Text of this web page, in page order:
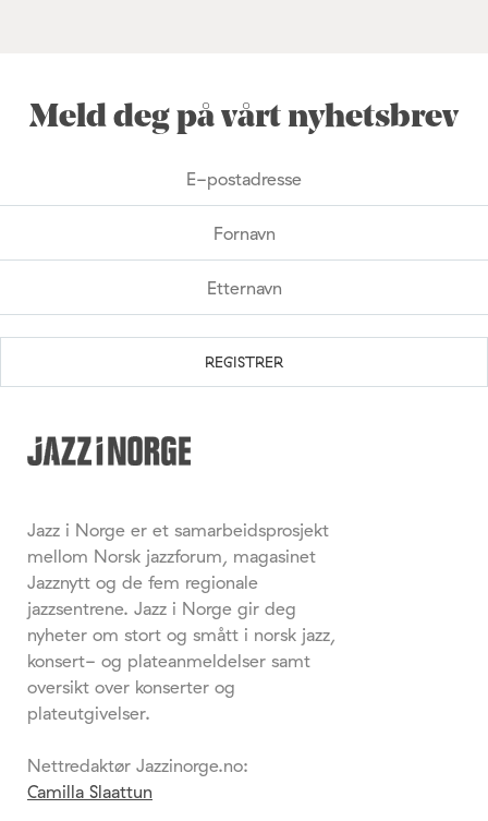
Meld deg på vårt nyhetsbrev
Jazz i Norge er et samarbeidsprosjekt
mellom Norsk jazzforum, magasinet
Jazznytt og de fem regionale
jazzsentrene. Jazz i Norge gir deg
nyheter om stort og smått i norsk jazz,
konsert- og plateanmeldelser samt
oversikt over konserter og
plateutgivelser.
Nettredaktør Jazzinorge.no:
Camilla Slaattun